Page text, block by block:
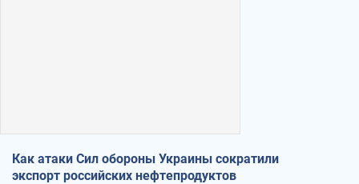
Как атаки Сил обороны Украины сократили
экспорт российских нефтепродуктов